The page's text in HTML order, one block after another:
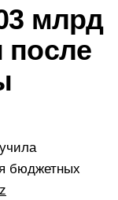
млрд
после
бюджетных